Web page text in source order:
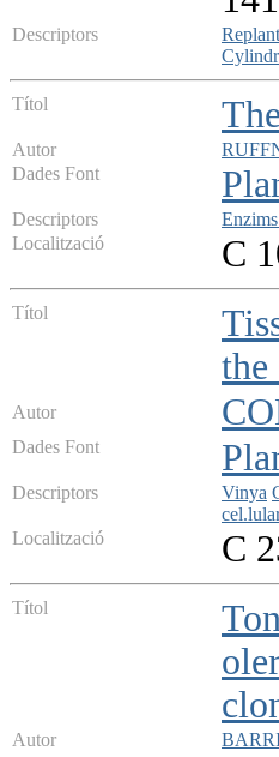
Descriptors
Títol
Autor
Dades Font
Descriptors
Localització
C
Títol
Autor
Dades Font
Descriptors Vinya
Localització
C
Títol
Autor